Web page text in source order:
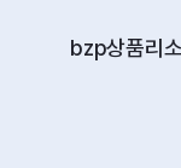
bzp상품리